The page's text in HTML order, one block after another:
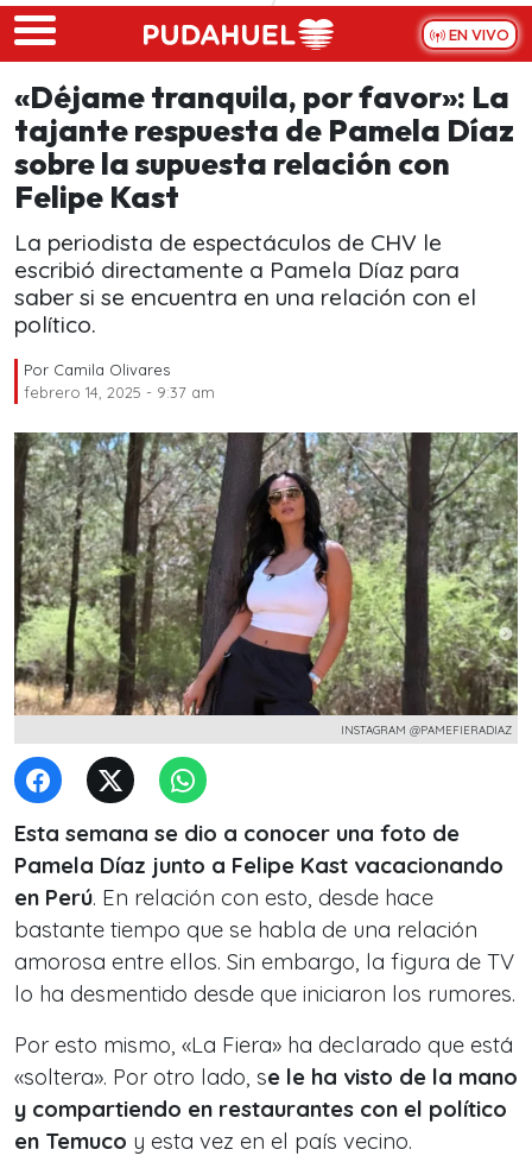
Skip to main content
EN VIVO
«Déjame tranquila, por favor»: La
tajante respuesta de Pamela Díaz
sobre la supuesta relación con
Felipe Kast
La periodista de espectáculos de CHV le
escribió directamente a Pamela Díaz para
saber si se encuentra en una relación con el
político.
Por Camila Olivares
febrero 14, 2025 - 9:37 am
INSTAGRAM @PAMEFIERADIAZ
Esta semana se dio a conocer una foto de
Pamela Díaz junto a Felipe Kast vacacionando
en Perú. En relación con esto, desde hace
bastante tiempo que se habla de una relación
amorosa entre ellos. Sin embargo, la figura de TV
lo ha desmentido desde que iniciaron los rumores.
Por esto mismo, «La Fiera» ha declarado que está
«soltera». Por otro lado, se le ha visto de la mano
y compartiendo en restaurantes con el político
en Temuco y esta vez en el país vecino.